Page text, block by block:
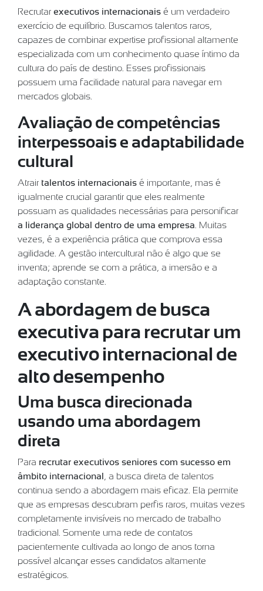
Recrutar executivos internacionais é um verdadeiro
exercício de equilíbrio. Buscamos talentos raros,
capazes de combinar expertise profissional altamente
especializada com um conhecimento quase íntimo da
cultura do país de destino. Esses profissionais
possuem uma facilidade natural para navegar em
mercados globais.
Avaliação de competências
interpessoais e adaptabilidade
cultural
Atrair talentos internacionais é importante, mas é
igualmente crucial garantir que eles realmente
possuam as qualidades necessárias para personificar
a liderança global dentro de uma empresa. Muitas
vezes, é a experiência prática que comprova essa
agilidade. A gestão intercultural não é algo que se
inventa; aprende-se com a prática, a imersão e a
adaptação constante.
A abordagem de busca
executiva para recrutar um
executivo internacional de
alto desempenho
Uma busca direcionada
usando uma abordagem
direta
Para recrutar executivos seniores com sucesso em
âmbito internacional, a busca direta de talentos
continua sendo a abordagem mais eficaz. Ela permite
que as empresas descubram perfis raros, muitas vezes
completamente invisíveis no mercado de trabalho
tradicional. Somente uma rede de contatos
pacientemente cultivada ao longo de anos torna
possível alcançar esses candidatos altamente
estratégicos.